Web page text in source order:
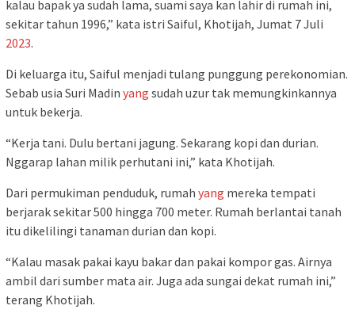
kalau bapak ya sudah lama, suami saya kan lahir di rumah ini,
sekitar tahun 1996,” kata istri Saiful, Khotijah, Jumat 7 Juli
2023.
Di keluarga itu, Saiful menjadi tulang punggung perekonomian.
Sebab usia Suri Madin yang sudah uzur tak memungkinkannya
untuk bekerja.
“Kerja tani. Dulu bertani jagung. Sekarang kopi dan durian.
Nggarap lahan milik perhutani ini,” kata Khotijah.
Dari permukiman penduduk, rumah yang mereka tempati
berjarak sekitar 500 hingga 700 meter. Rumah berlantai tanah
itu dikelilingi tanaman durian dan kopi.
“Kalau masak pakai kayu bakar dan pakai kompor gas. Airnya
ambil dari sumber mata air. Juga ada sungai dekat rumah ini,”
terang Khotijah.